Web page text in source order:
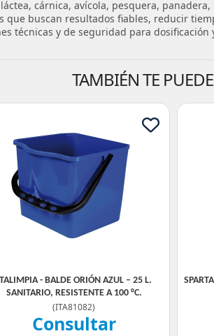
cárnica, avícola, pesquera,
que buscan resultados fiables, reducir
técnicas y de seguridad para dosificación
TAMBIÉN TE
- BALDE ORIÓN AZUL – 25 L.
SANITARIO, RESISTENTE A 100 °C.
(ITA81082)
Consultar